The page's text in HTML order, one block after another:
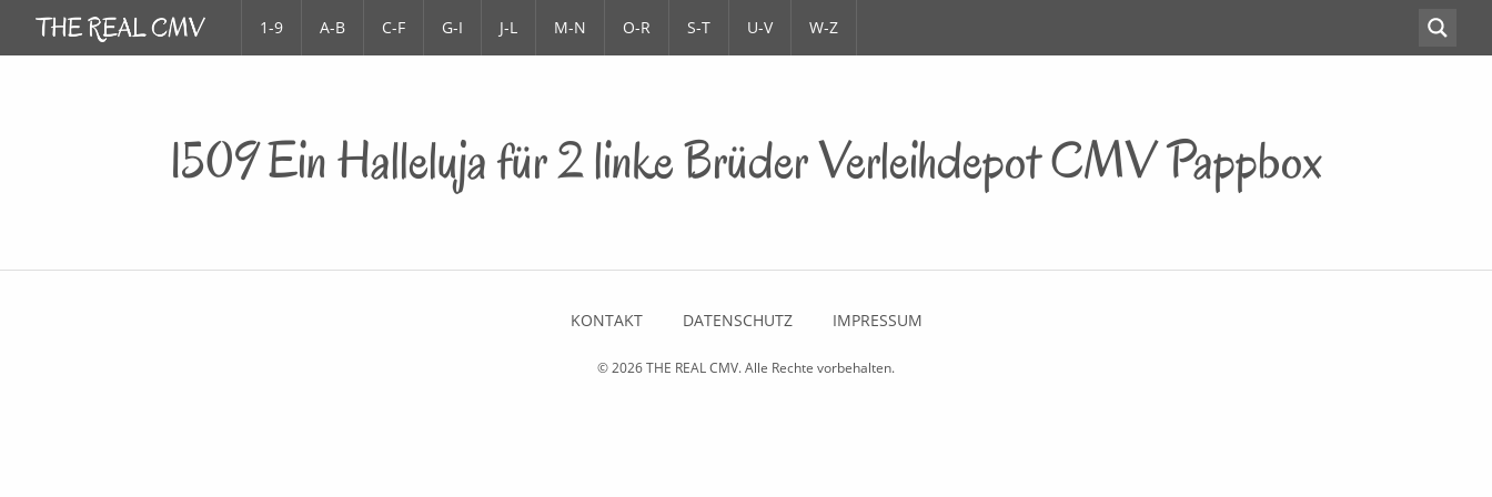
1-9 A-B C-F G-I J-L M-N O-R S-T U-V W-Z
1509 Ein Halleluja für 2 linke Brüder Verleihdepot CMV Pappbox
KONTAKT DATENSCHUTZ IMPRESSUM
© 2026THE REAL CMV. Alle Rechte vorbehalten.